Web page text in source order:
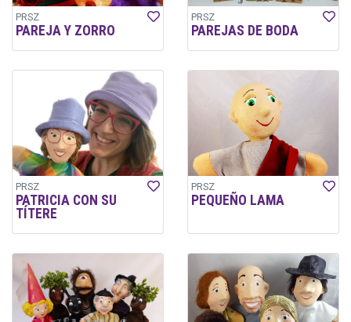
PRSZ
PAREJA Y ZORRO
PRSZ
PAREJAS DE BODA
PRSZ
PATRICIA CON SU
TÍTERE
PRSZ
PEQUEÑO LAMA